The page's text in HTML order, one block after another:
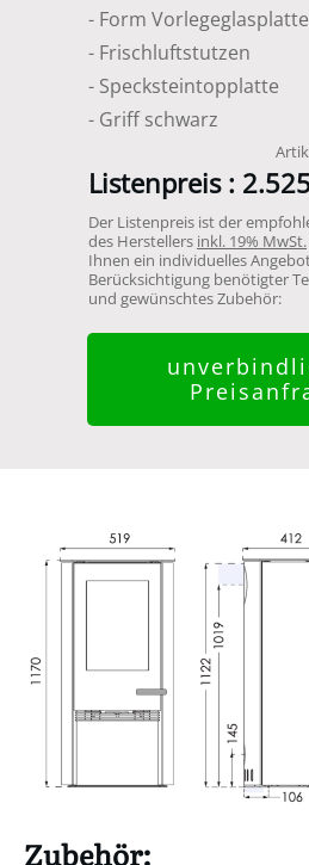
- Form Vorlegeglasplatte
- Frischluftstutzen
- Specksteintopplatte
- Griff schwarz
Listenpreis :
Der Listenpreis ist der
des Herstellers inkl. 19% MwSt.
Ihnen ein individuelles
Berücksichtigung benötigter
und gewünschtes Zubehör:
Zubehör: